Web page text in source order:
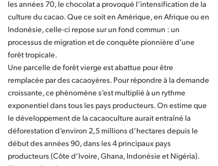
les années 70, le chocolat a provoqué l’intensification de la
culture du cacao. Que ce soit en Amérique, en Afrique ou en
Indonésie, celle-ci repose sur un fond commun : un
processus de migration et de conquête pionnière d’une
forêt tropicale.
Une parcelle de forêt vierge est abattue pour être
remplacée par des cacaoyères. Pour répondre à la demande
croissante, ce phénomène s’est multiplié à un rythme
exponentiel dans tous les pays producteurs. On estime que
le développement de la cacaoculture aurait entraîné la
déforestation d’environ 2,5 millions d’hectares depuis le
début des années 90, dans les 4 principaux pays
producteurs (Côte d’Ivoire, Ghana, Indonésie et Nigéria).